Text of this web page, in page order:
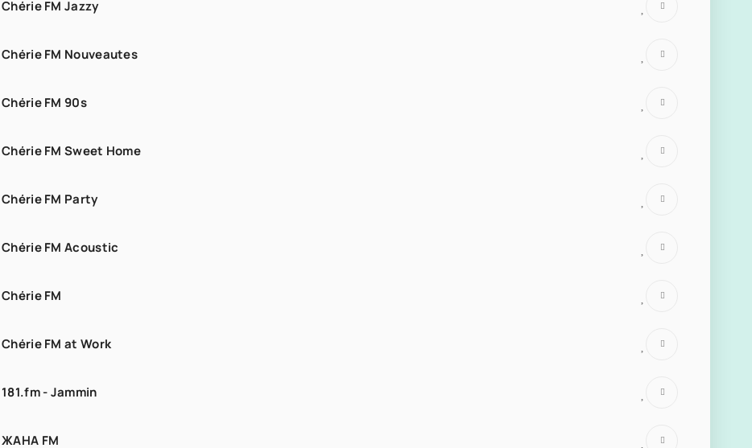
Chérie FM Jazzy
Chérie FM Nouveautes
Chérie FM 90s
Chérie FM Sweet Home
Chérie FM Party
Chérie FM Acoustic
Chérie FM
Chérie FM at Work
181.fm - Jammin
ЖАНА FM